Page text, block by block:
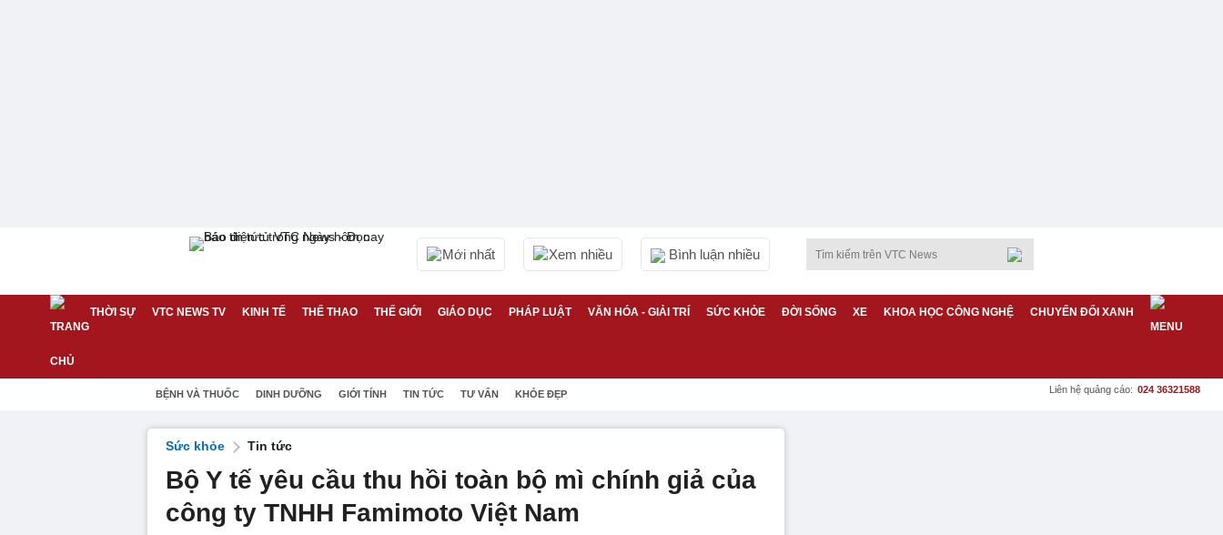
Mới nhất Xem nhiều Bình luận nhiều
THỜI SỰ VTC NEWS TV KINH TẾ THỂ THAO THẾ GIỚI GIÁO DỤC PHÁP LUẬT VĂN HÓA - GIẢI TRÍ SỨC KHỎE ĐỜI SỐNG XE KHOA HỌC CÔNG NGHỆ CHUYỂN ĐỔI XANH
BỆNH VÀ THUỐC DINH DƯỠNG GIỚI TÍNH TIN TỨC TƯ VẤN KHỎE ĐẸP Liên hệ quảng cáo: 024 36321588
Sức khỏe Tin tức
Bộ Y tế yêu cầu thu hồi toàn bộ mì chính giả của
công ty TNHH Famimoto Việt Nam